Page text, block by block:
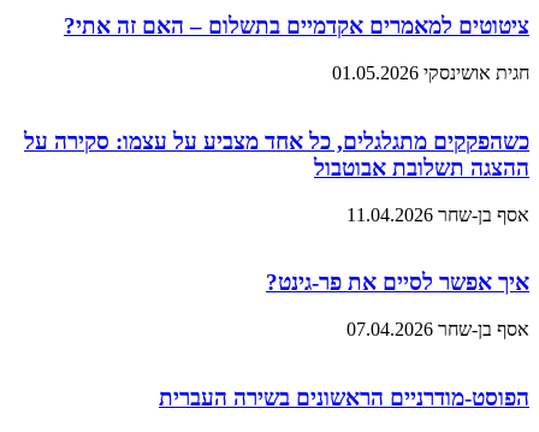
ציטוטים למאמרים אקדמיים בתשלום – האם זה אתי?
חגית אושינסקי 01.05.2026
כשהפקקים מתגלגלים, כל אחד מצביע על עצמו: סקירה על
ההצגה תשלובת אבוטבול
אסף בן-שחר 11.04.2026
איך אפשר לסיים את פר-גינט?
אסף בן-שחר 07.04.2026
הפוסט-מודרניים הראשונים בשירה העברית